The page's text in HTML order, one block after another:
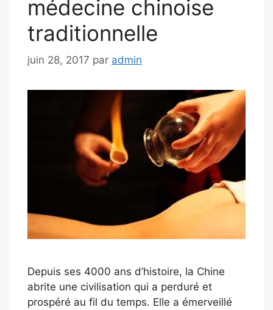
médecine chinoise
traditionnelle
juin 28, 2017 par admin
Depuis ses 4000 ans d’histoire, la Chine
abrite une civilisation qui a perduré et
prospéré au fil du temps. Elle a émerveillé